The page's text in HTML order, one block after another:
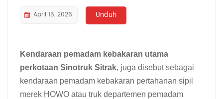
Tiếng Việt
Filipino မြန်မာ
српски
April 15, 2026 Unduh
Kendaraan pemadam kebakaran utama
perkotaan Sinotruk Sitrak, juga disebut sebagai
kendaraan pemadam kebakaran pertahanan sipil
merek HOWO atau truk departemen pemadam